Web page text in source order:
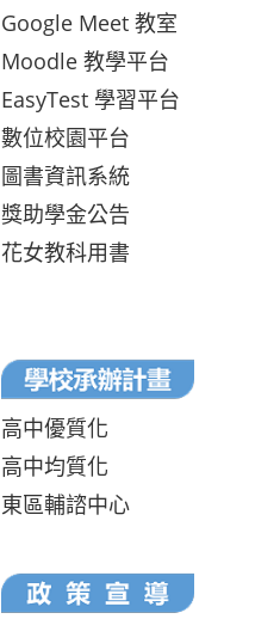
Google Meet 教室
Moodle 教學平台
EasyTest 學習平台
數位校園平台
圖書資訊系統
獎助學金公告
花女教科用書
高中優質化
高中均質化
東區輔諮中心